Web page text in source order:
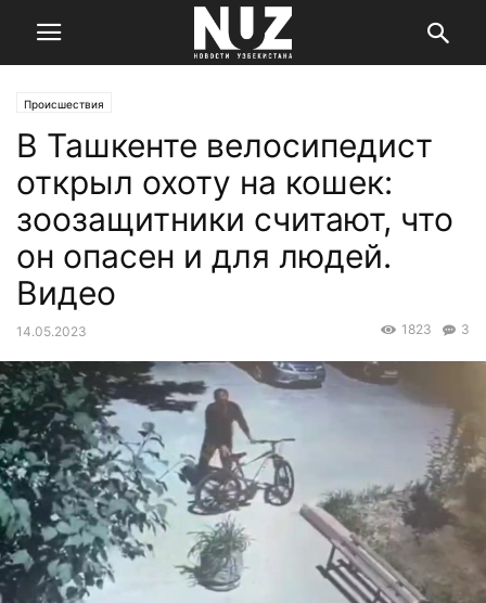
Происшествия
В Ташкенте велосипедист
открыл охоту на кошек:
зоозащитники считают, что
он опасен и для людей.
Видео
14.05.2023 3
1823